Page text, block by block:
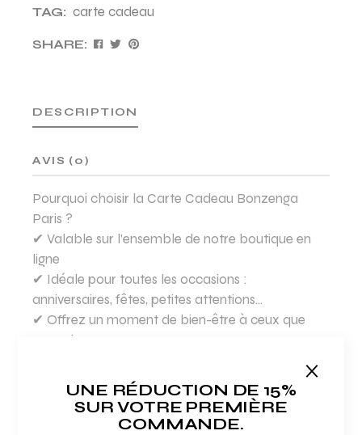
TAG: carte cadeau
SHARE:
DESCRIPTION
AVIS (0)
Pourquoi choisir la Carte Cadeau Bonzenga
Paris ?
✔ Valable sur l’ensemble de notre boutique en
ligne
✔ Idéale pour toutes les occasions :
anniversaires, fêtes, petites attentions…
✔ Offrez un moment de bien-être à ceux que
vous aimez
révéler l’éclat de leur peau avec Bonzenga Paris !
UNE RÉDUCTION DE 15%
SUR VOTRE PREMIÈRE
COMMANDE.